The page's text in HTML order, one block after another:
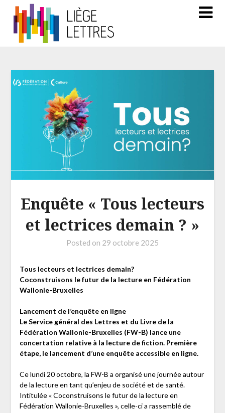
Enquête « Tous lecteurs
et lectrices demain ? »
Posted on 29 octobre 2025
Tous lecteurs et lectrices demain?
Coconstruisons le futur de la lecture en Fédération
Wallonie-Bruxelles
Lancement de l’enquête en ligne
Le Service général des Lettres et du Livre de la
Fédération Wallonie-Bruxelles (FW-B) lance une
concertation relative à la lecture de fiction. Première
étape, le lancement d’une enquête accessible en ligne.
Ce lundi 20 octobre, la FW-B a organisé une journée autour
de la lecture en tant qu’enjeu de société et de santé.
Intitulée « Coconstruisons le futur de la lecture en
Fédération Wallonie-Bruxelles », celle-ci a rassemblé de